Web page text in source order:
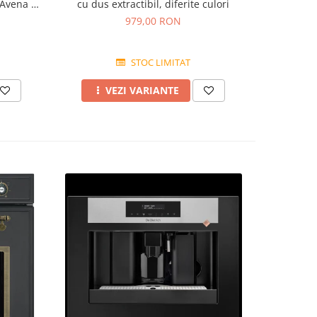
+
cu dus extractibil, diferite culori
979,00 RON
STOC LIMITAT
VEZI VARIANTE